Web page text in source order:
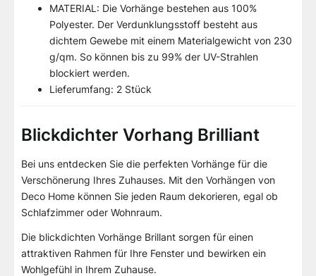
MATERIAL: Die Vorhänge bestehen aus 100%
Polyester. Der Verdunklungsstoff besteht aus
dichtem Gewebe mit einem Materialgewicht von 230
g/qm. So können bis zu 99% der UV-Strahlen
blockiert werden.
Lieferumfang: 2 Stück
Blickdichter Vorhang Brilliant
Bei uns entdecken Sie die perfekten Vorhänge für die
Verschönerung Ihres Zuhauses. Mit den Vorhängen von
Deco Home können Sie jeden Raum dekorieren, egal ob
Schlafzimmer oder Wohnraum.
Die blickdichten Vorhänge Brillant sorgen für einen
attraktiven Rahmen für Ihre Fenster und bewirken ein
Wohlgefühl in Ihrem Zuhause.